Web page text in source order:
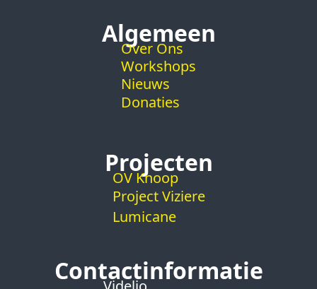
Algemeen
Over Ons
Workshops
Nieuws
Donaties
Projecten
OV Knoop
Project Viziere
Lumicane
Contactinformatie